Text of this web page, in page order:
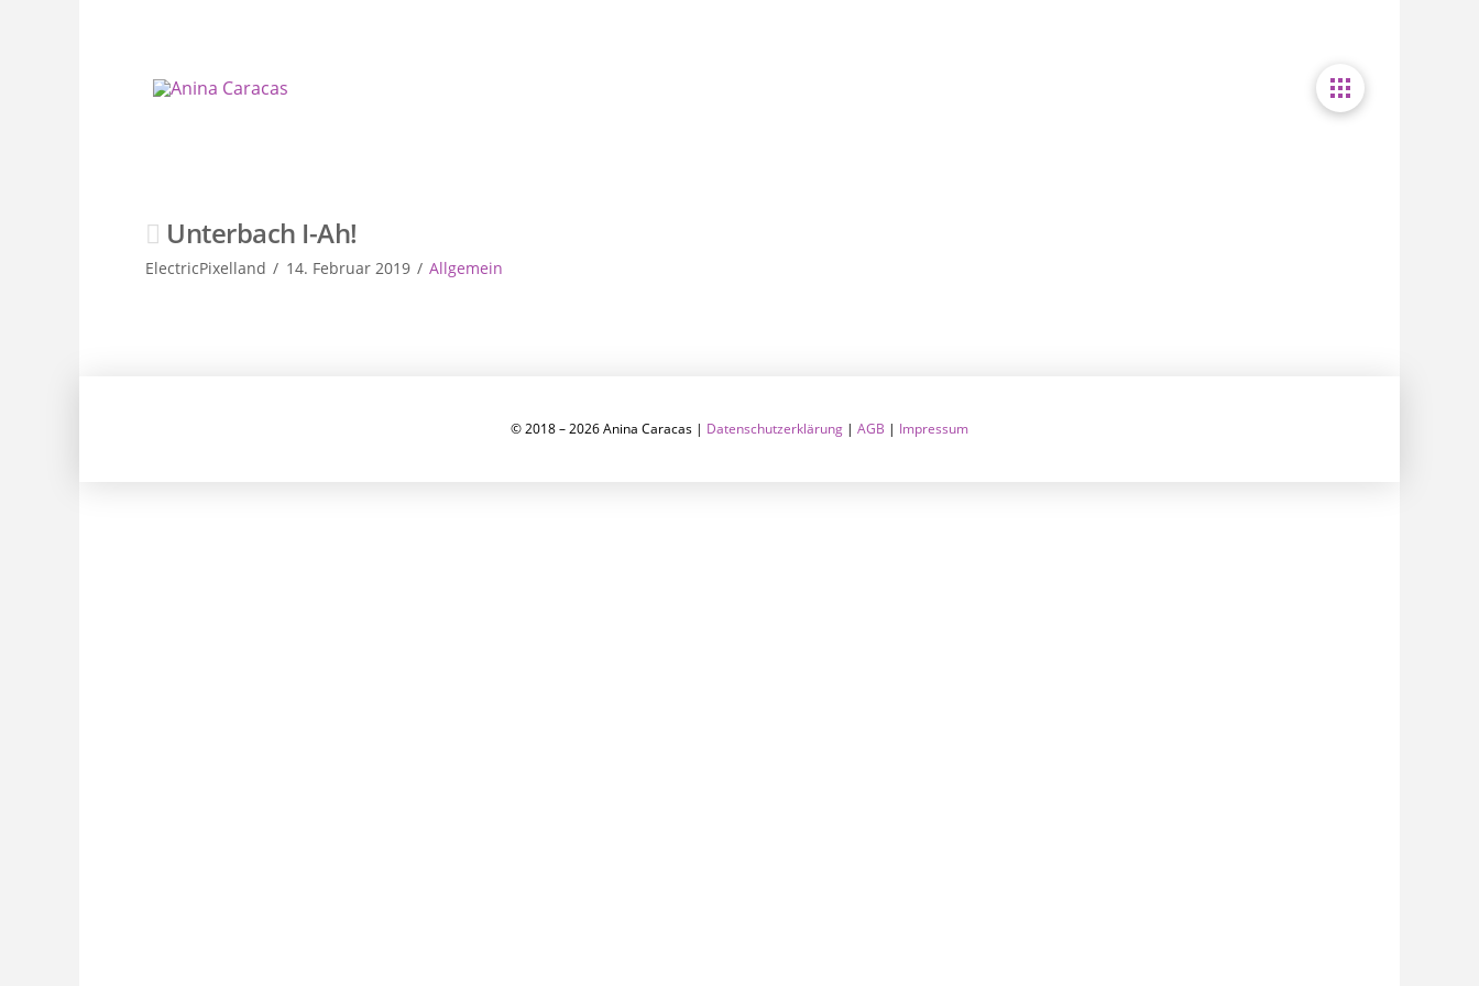
Unterbach I-Ah!
ElectricPixelland 14. Februar 2019 Allgemein
© 2018 – 2026 Anina Caracas | Datenschutzerklärung | AGB | Impressum